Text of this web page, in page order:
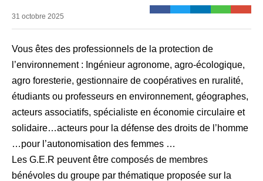
31 octobre 2025
Vous êtes des professionnels de la protection de
l’environnement : Ingénieur agronome, agro-écologique,
agro foresterie, gestionnaire de coopératives en ruralité,
étudiants ou professeurs en environnement, géographes,
acteurs associatifs, spécialiste en économie circulaire et
solidaire…acteurs pour la défense des droits de l’homme
…pour l’autonomisation des femmes …
Les G.E.R peuvent être composés de membres
bénévoles du groupe par thématique proposée sur la